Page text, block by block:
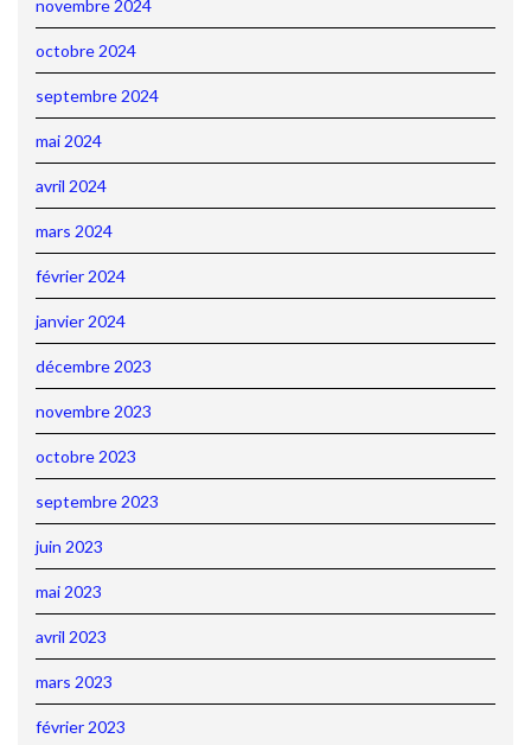
novembre 2024
octobre 2024
septembre 2024
mai 2024
avril 2024
mars 2024
février 2024
janvier 2024
décembre 2023
novembre 2023
octobre 2023
septembre 2023
juin 2023
mai 2023
avril 2023
mars 2023
février 2023